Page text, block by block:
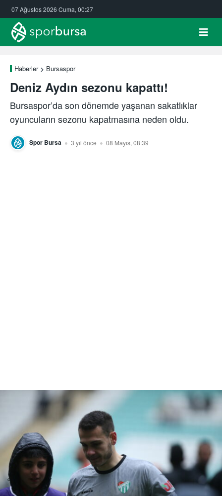
07 Ağustos 2026 Cuma, 00:27
Haberler Bursaspor
Deniz Aydın sezonu kapattı!
Bursaspor’da son dönemde yaşanan sakatlıklar
oyuncuların sezonu kapatmasına neden oldu.
Spor Bursa 3 yıl önce 08 Mayıs, 08:39